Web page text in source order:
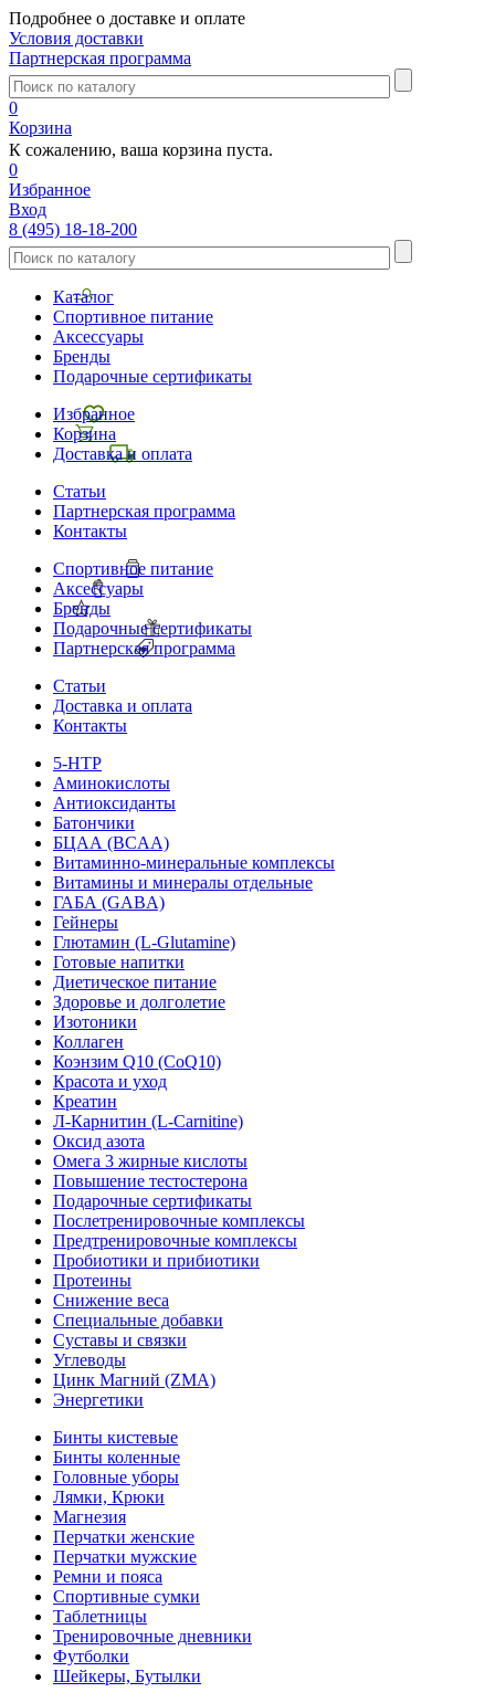
Подробнее о доставке и оплате
Условия доставки
Партнерская программа
0
Корзина
К сожалению, ваша корзина пуста.
0
Избранное
Вход
8 (495) 18-18-200
Каталог
Спортивное питание
Аксессуары
Бренды
Подарочные сертификаты
Избранное
Корзина
Доставка и оплата
Статьи
Партнерская программа
Контакты
Спортивное питание
Аксессуары
Бренды
Подарочные сертификаты
Партнерская программа
Статьи
Доставка и оплата
Контакты
5-HTP
Аминокислоты
Антиоксиданты
Батончики
БЦАА (BCAA)
Витаминно-минеральные комплексы
Витамины и минералы отдельные
ГАБА (GABA)
Гейнеры
Глютамин (L-Glutamine)
Готовые напитки
Диетическое питание
Здоровье и долголетие
Изотоники
Коллаген
Коэнзим Q10 (CoQ10)
Красота и уход
Креатин
Л-Карнитин (L-Сarnitine)
Оксид азота
Омега 3 жирные кислоты
Повышение тестостерона
Подарочные сертификаты
Послетренировочные комплексы
Предтренировочные комплексы
Пробиотики и прибиотики
Протеины
Снижение веса
Специальные добавки
Суставы и связки
Углеводы
Цинк Магний (ZMA)
Энергетики
Бинты кистевые
Бинты коленные
Головные уборы
Лямки, Крюки
Магнезия
Перчатки женские
Перчатки мужские
Ремни и пояса
Спортивные сумки
Таблетницы
Тренировочные дневники
Футболки
Шейкеры, Бутылки